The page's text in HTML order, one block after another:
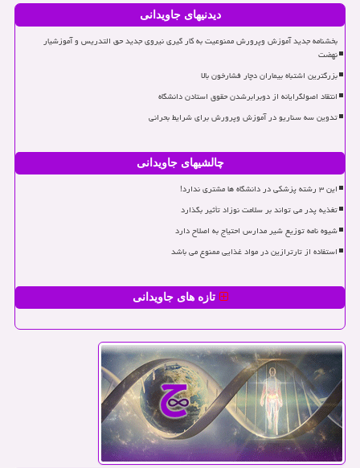
دیدنیهای جاویدانی
بخشنامه جدید آموزش وپرورش ممنوعیت به کار گیری نیروی جدید حق التدریس و آموزشیار
نهضت
بزرگترین اشتباه بیماران دچار فشارخون بالا
انتقاد اصولگرایانه از دوبرابرشدن حقوق استادن دانشگاه
تدوین سه سناریو در آموزش وپرورش برای شرایط بحرانی
چالشیهای جاویدانی
این ۳ رشته پزشکی در دانشگاه ها مشتری ندارد!
تغذیه پدر می تواند بر سلامت نوزاد تأثیر بگذارد
شیوه نامه توزیع شیر مدارس احتیاج به اصلاح دارد
استفاده از تارترازین در مواد غذایی ممنوع می باشد
تازه های جاویدانی